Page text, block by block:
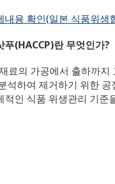
내용 확인(일본 식품위생
푸(HACCP)란 무엇인가?
료의 가공에서 출하까
석하여 제거하기 위한
적인 식품 위생관리 기준